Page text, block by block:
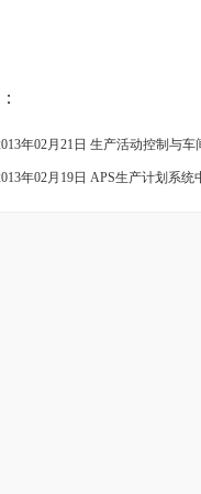
年02月21日 生产活动控制与车
年02月19日 APS生产计划系